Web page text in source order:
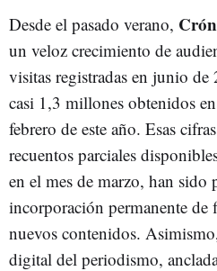
Desde el pasado verano,
un veloz crecimiento de
visitas registradas en junio de
casi 1,3 millones obtenidos
febrero de este año. Esas
recuentos parciales
en el mes de marzo, han sido
incorporación permanente de
nuevos contenidos.
digital del periodismo,